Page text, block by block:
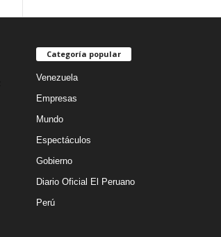
Categoría popular
Venezuela
Empresas
Mundo
Espectáculos
Gobierno
Diario Oficial El Peruano
Perú